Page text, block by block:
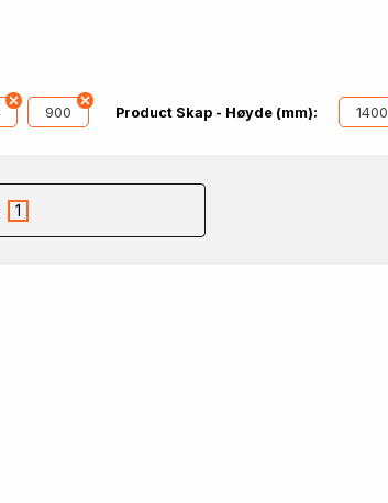
900 Product Skap - Høyde (mm): 1400
1